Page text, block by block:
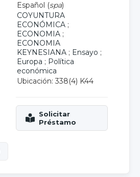
Español (spa)
COYUNTURA
ECONÓMICA ;
ECONOMIA ;
ECONOMIA
KEYNESIANA ; Ensayo ;
Europa ; Política
económica
Ubicación: 338(4) K44